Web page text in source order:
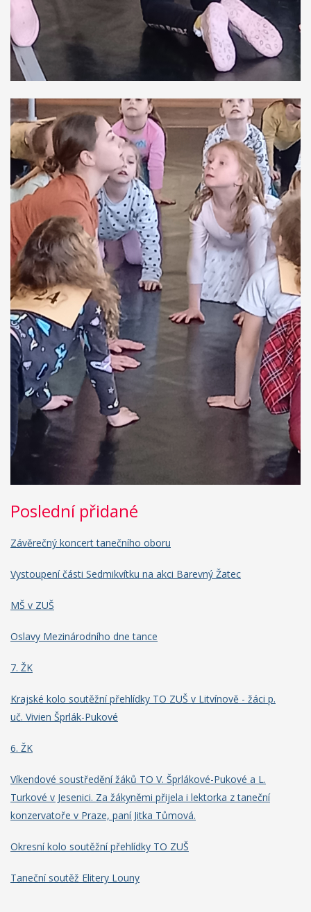
Poslední přidané
Závěrečný koncert tanečního oboru
Vystoupení části Sedmikvítku na akci Barevný Žatec
MŠ v ZUŠ
Oslavy Mezinárodního dne tance
7. ŽK
Krajské kolo soutěžní přehlídky TO ZUŠ v Litvínově - žáci p.
uč. Vivien Šprlák-Pukové
6. ŽK
Víkendové soustředění žáků TO V. Šprlákové-Pukové a L.
Turkové v Jesenici. Za žákyněmi přijela i lektorka z taneční
konzervatoře v Praze, paní Jitka Tůmová.
Okresní kolo soutěžní přehlídky TO ZUŠ
Taneční soutěž Elitery Louny